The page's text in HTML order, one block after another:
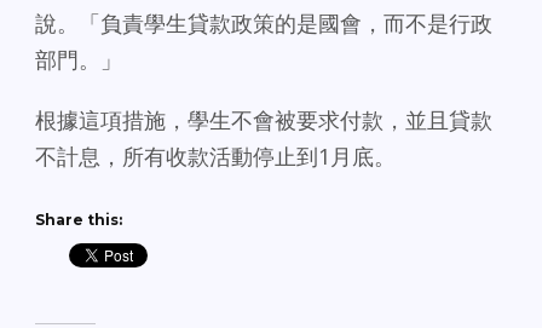
說。「負責學生貸款政策的是國會，而不是行政
部門。」
根據這項措施，學生不會被要求付款，並且貸款
不計息，所有收款活動停止到1月底。
Share this: